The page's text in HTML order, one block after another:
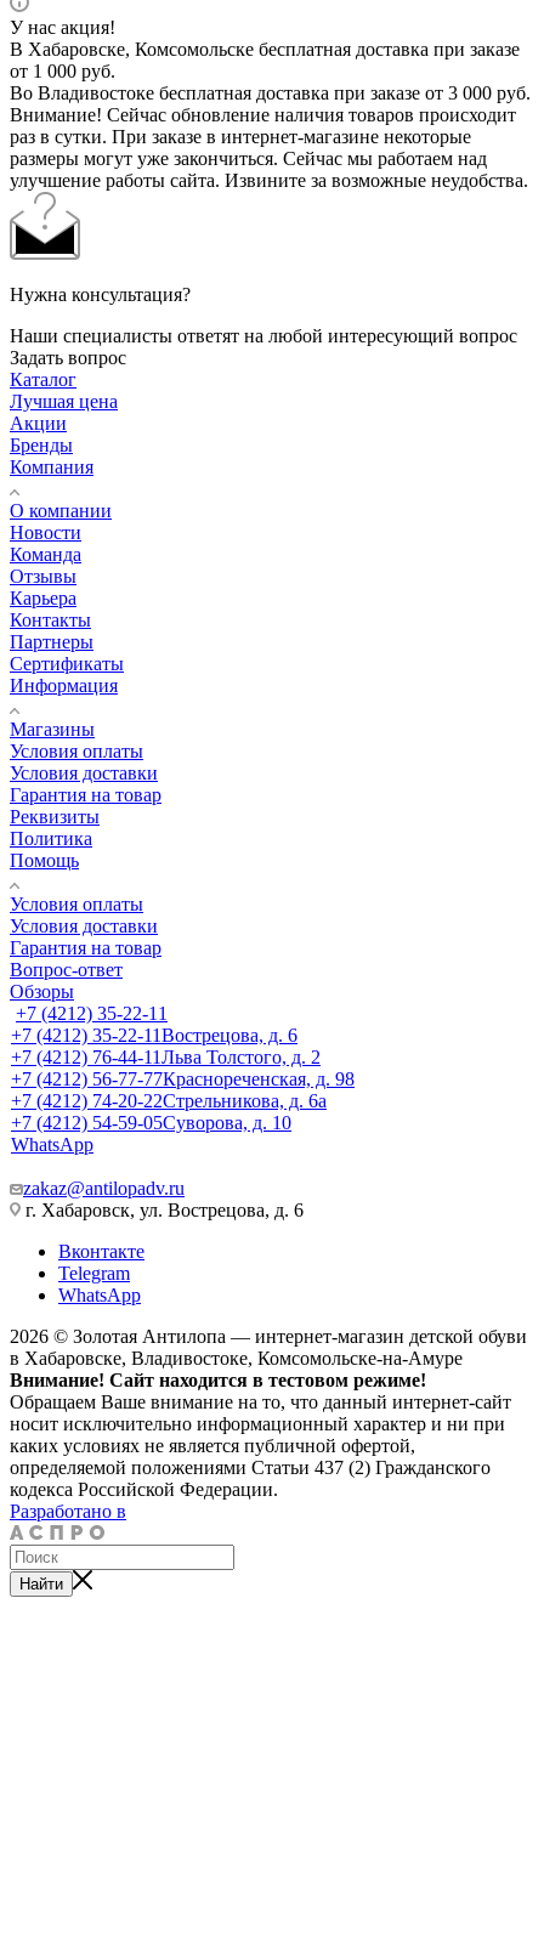
У нас акция!
В Хабаровске, Комсомольске бесплатная доставка при заказе
от 1 000 руб.
Во Владивостоке бесплатная доставка при заказе от 3 000 руб.
Внимание! Сейчас обновление наличия товаров происходит
раз в сутки. При заказе в интернет-магазине некоторые
размеры могут уже закончиться. Сейчас мы работаем над
улучшение работы сайта. Извините за возможные неудобства.
Нужна консультация?
Наши специалисты ответят на любой интересующий вопрос
Задать вопрос
Каталог
Лучшая цена
Акции
Бренды
Компания
О компании
Новости
Команда
Отзывы
Карьера
Контакты
Партнеры
Сертификаты
Информация
Магазины
Условия оплаты
Условия доставки
Гарантия на товар
Реквизиты
Политика
Помощь
Условия оплаты
Условия доставки
Гарантия на товар
Вопрос-ответ
Обзоры
+7 (4212) 35-22-11
+7 (4212) 35-22-11Вострецова, д. 6
+7 (4212) 76-44-11Льва Толстого, д. 2
+7 (4212) 56-77-77Краснореченская, д. 98
+7 (4212) 74-20-22Стрельникова, д. 6а
+7 (4212) 54-59-05Суворова, д. 10
WhatsApp
zakaz@antilopadv.ru
г. Хабаровск, ул. Вострецова, д. 6
Вконтакте
Telegram
WhatsApp
2026 © Золотая Антилопа — интернет-магазин детской обуви
в Хабаровске, Владивостоке, Комсомольске-на-Амуре
Внимание! Сайт находится в тестовом режиме!
Обращаем Ваше внимание на то, что данный интернет-сайт
носит исключительно информационный характер и ни при
каких условиях не является публичной офертой,
определяемой положениями Статьи 437 (2) Гражданского
кодекса Российской Федерации.
Разработано в
Найти